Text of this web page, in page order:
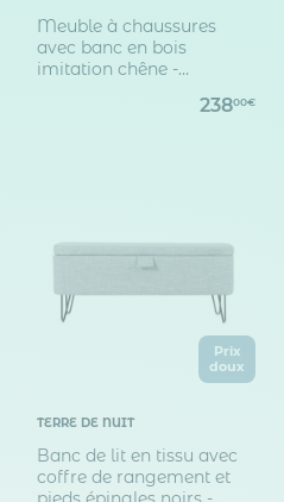
Meuble à chaussures
avec banc en bois
imitation chêne -
23800€
Prix
doux
TERRE DE NUIT
Banc de lit en tissu avec
coffre de rangement et